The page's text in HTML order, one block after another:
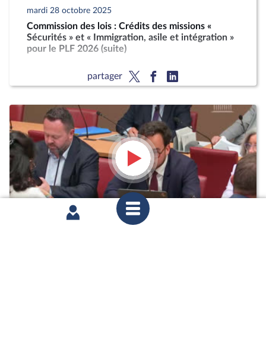
mardi 28 octobre 2025
Commission des lois : Crédits des missions «
Sécurités » et « Immigration, asile et intégration »
pour le PLF 2026 (suite)
partager